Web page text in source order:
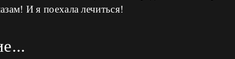
И я поехала лечиться!